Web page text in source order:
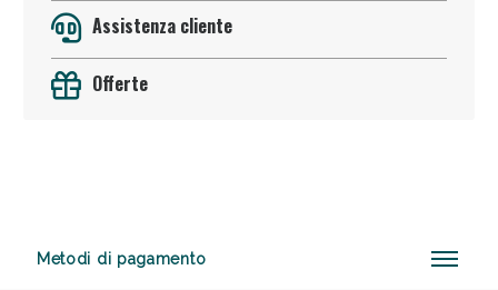
Assistenza cliente
Offerte
Metodi di pagamento